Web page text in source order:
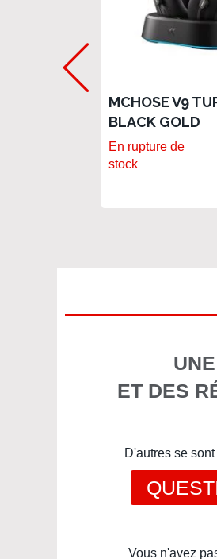
MCHOSE V9
BLACK GOLD
En rupture de
stock
ET DES
D'autres se
Vous n'avez